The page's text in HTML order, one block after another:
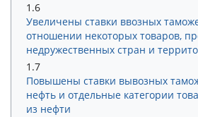
1.6
Увеличены ставки ввозных
отношении некоторых товаров,
недружественных стран и
1.7
Повышены ставки вывозных
нефть и отдельные категории
из нефти